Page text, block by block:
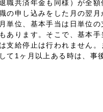
職共済年金も同様）が全
の申し込みをした月の翌
単位、基本手当は日単位
あります。そこで、基本
支給停止は行われません
て1ヶ月以上ある時は、事